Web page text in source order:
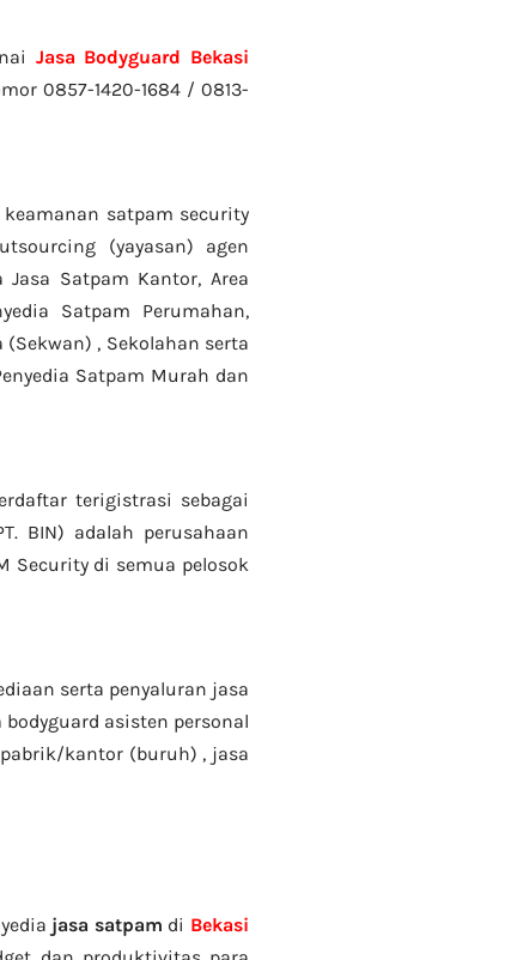
Jasa Bodyguard Bekasi
0857-1420-1684 / 0813-
satpam security
(yayasan) agen
Jasa Satpam Kantor, Area
Satpam Perumahan,
(Sekwan) , Sekolahan serta
Satpam Murah dan
terigistrasi sebagai
BIN) adalah perusahaan
Security di semua pelosok
serta penyaluran jasa
bodyguard asisten personal
kantor (buruh) , jasa
jasa satpam di Bekasi